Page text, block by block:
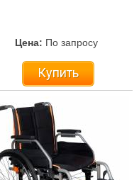
Цена: По запросу
Купить